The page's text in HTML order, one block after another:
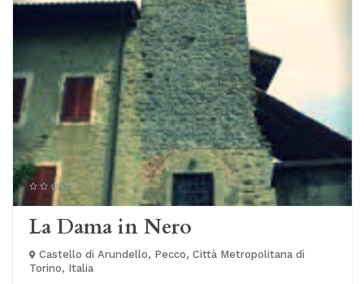
La Dama in Nero
Castello di Arundello, Pecco, Città Metropolitana di
Torino, Italia